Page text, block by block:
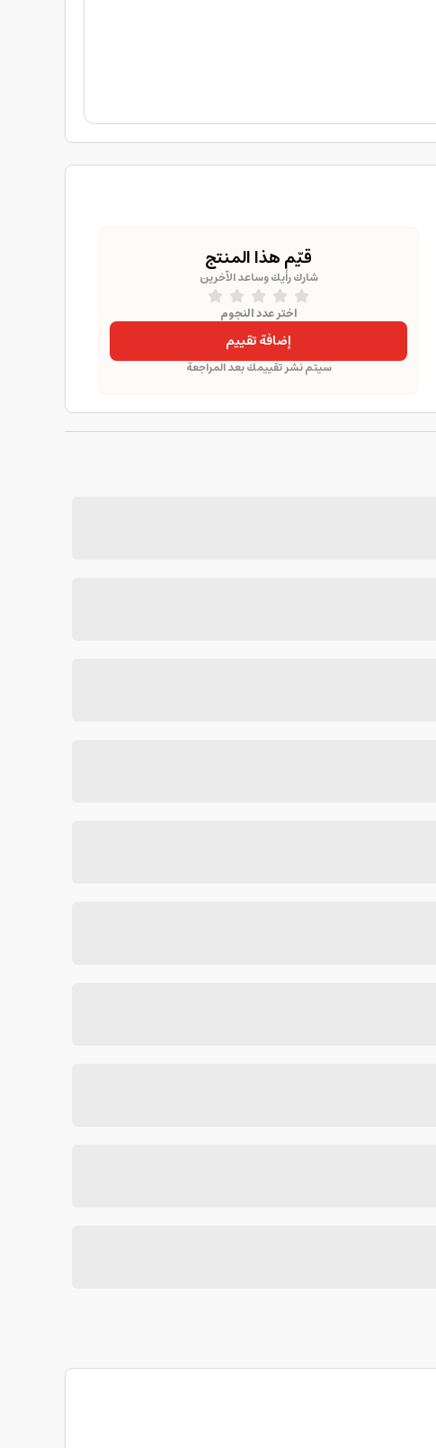
قيّم هذا المنتج
شارك رأيك وساعد الآخرين
اختر عدد النجوم
إضافة تقييم
سيتم نشر تقييمك بعد المراجعة